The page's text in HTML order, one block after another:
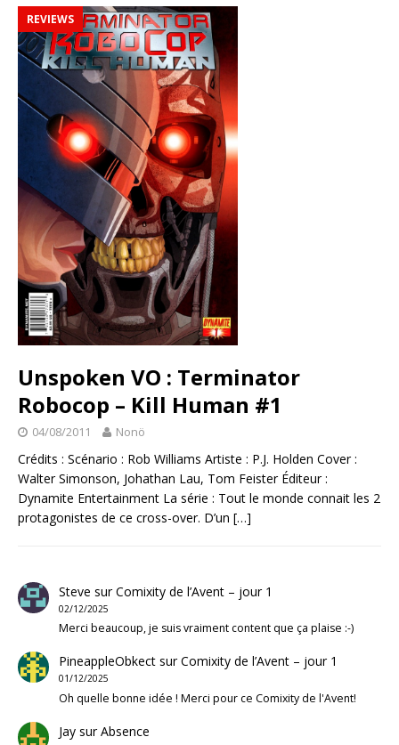
REVIEWS
Unspoken VO : Terminator
Robocop – Kill Human #1
04/08/2011 Nonö
Crédits : Scénario : Rob Williams Artiste : P.J. Holden Cover :
Walter Simonson, Johathan Lau, Tom Feister Éditeur :
Dynamite Entertainment La série : Tout le monde connait les 2
protagonistes de ce cross-over. D’un […]
Steve surComixity de l’Avent – jour 1
02/12/2025
Merci beaucoup, je suis vraiment content que ça plaise :-)
PineappleObkectsurComixity de l’Avent – jour 1
01/12/2025
Oh quelle bonne idée ! Merci pour ce Comixity de l'Avent!
JaysurAbsence